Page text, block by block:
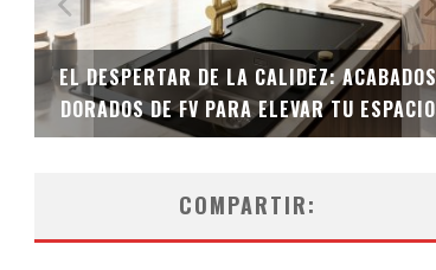
EL DESPERTAR DE LA CALIDEZ: ACABADOS
DORADOS DE FV PARA ELEVAR TU ESPACIO
COMPARTIR: